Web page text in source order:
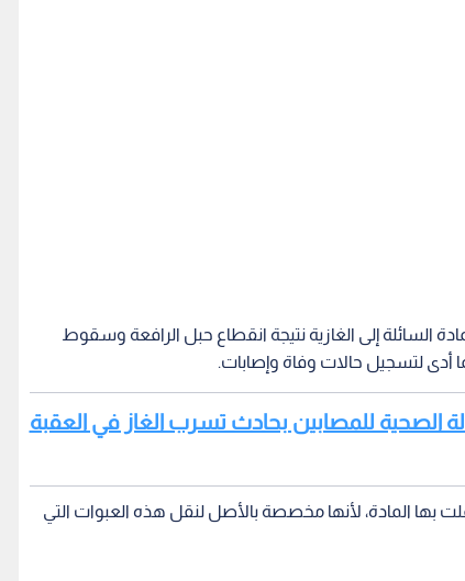
إلى الغازية نتيجة انقطاع حبل الرافعة وسقوط
لتسجيل حالات وفاة وإصابات.
الصحية للمصابين بحادث تسرب الغاز في العقبة
بها المادة، لأنها مخصصة بالأصل لنقل هذه العبوات التي